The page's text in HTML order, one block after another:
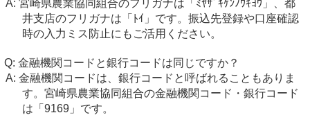
宮崎県農業協同組合のフリガナは「ﾐﾔｻﾞｷｹﾝﾉｳｷﾖｳ」、都
井支店のフリガナは「ﾄｲ」です。振込先登録や口座確認
時の入力ミス防止にもご活用ください。
金融機関コードと銀行コードは同じですか？
金融機関コードは、銀行コードと呼ばれることもありま
す。宮崎県農業協同組合の金融機関コード・銀行コード
は「9169」です。